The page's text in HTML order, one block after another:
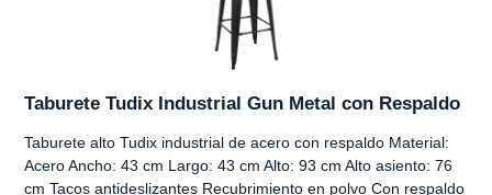
Taburete Tudix Industrial Gun Metal con Respaldo
Taburete alto Tudix industrial de acero con respaldo Material:
Acero Ancho: 43 cm Largo: 43 cm Alto: 93 cm Alto asiento: 76
cm Tacos antideslizantes Recubrimiento en polvo Con respaldo